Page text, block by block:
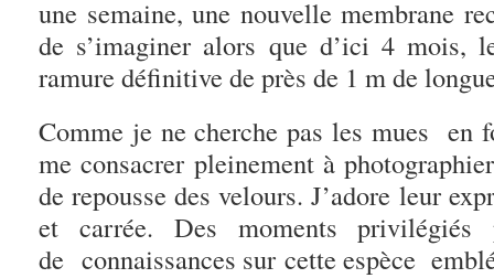
une semaine, une nouvelle membrane
de s’imaginer alors que d’ici 4 mois,
ramure définitive de près de 1 m de
Comme je ne cherche pas les mues en
me consacrer pleinement à
de repousse des velours. J’adore leur
et carrée. Des moments privilégiés
de connaissances sur cette espèce